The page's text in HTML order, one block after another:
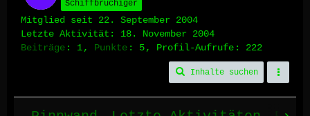
Schiffbrüchiger
Mitglied seit 22. September 2004
Letzte Aktivität: 18. November 2004
Beiträge
1 Punkte 5 Profil-Aufrufe 222
Inhalte suchen